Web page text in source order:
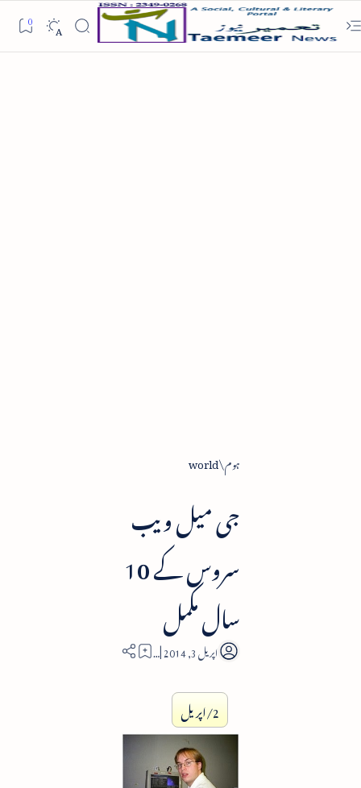
ہوم world
جی میل ویب
سروس کے 10
سال مکمل
1
2/اپریل